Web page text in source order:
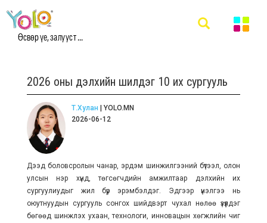
Өсвөр үе, залууст ...
2026 оны дэлхийн шилдэг 10 их сургууль
Т.Хулан | YOLO.MN
2026-06-12
Дээд боловсролын чанар, эрдэм шинжилгээний бүтээл, олон
улсын нэр хүнд, төгсөгчдийн амжилтаар дэлхийн их
сургуулиудыг жил бүр эрэмбэлдэг. Эдгээр үнэлгээ нь
оюутнуудын сургууль сонгох шийдвэрт чухал нөлөө үзүүлдэг
бөгөөд шинжлэх ухаан, технологи, инновацын хөгжлийн чиг